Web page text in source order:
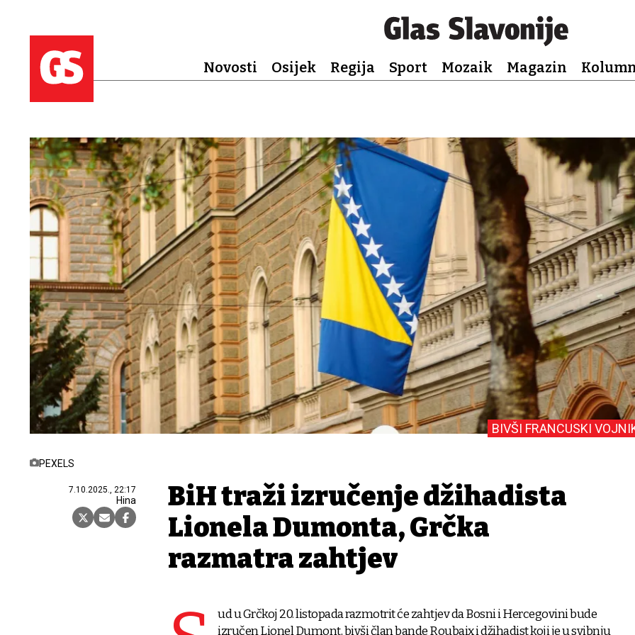
Novosti Osijek Regija Sport Mozaik Magazin
PEXELS
7.10.2025., 22:17
Hina
BIVŠI FRANCUSKI
BiH traži izručenje džihadista
Lionela Dumonta, Grčka
razmatra zahtjev
ud u Grčkoj 20. listopada razmotrit će zahtjev da Bosni i Hercegovini bude
izručen Lionel Dumont, bivši član bande Roubaix i džihadist koji je u svibnju